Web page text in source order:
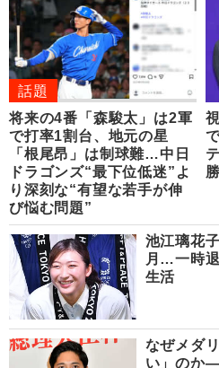
話題
将来の4番「森駿太」は2軍
で打率1割台、地元の星
「根尾昂」は制球難…中日
ドラゴンズ“最下位低迷”よ
り深刻な“有望な若手が伸
び悩む問題”
池江璃花
月…一時
生活
なぜメダ
い」のか